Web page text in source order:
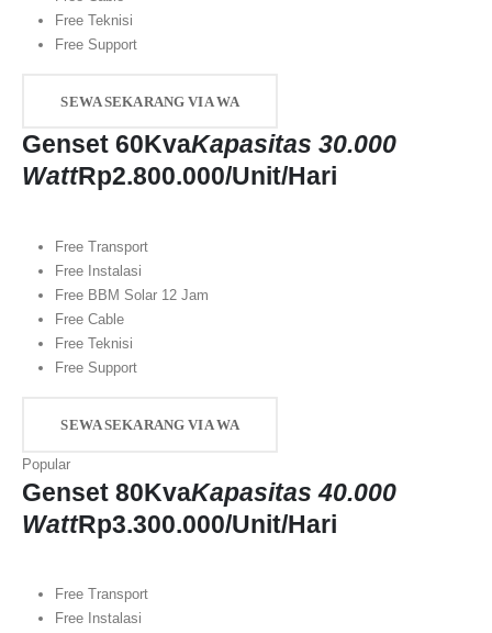
Free Teknisi
Free Support
SEWA SEKARANG VIA WA
Genset 60KvaKapasitas 30.000
WattRp2.800.000/Unit/Hari
Free Transport
Free Instalasi
Free BBM Solar 12 Jam
Free Cable
Free Teknisi
Free Support
SEWA SEKARANG VIA WA
Popular
Genset 80KvaKapasitas 40.000
WattRp3.300.000/Unit/Hari
Free Transport
Free Instalasi